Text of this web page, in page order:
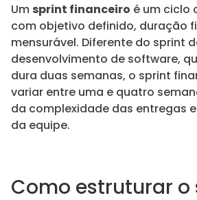
Um sprint financeiro é um ciclo
com objetivo definido, duração
mensurável. Diferente do sprint
desenvolvimento de software,
dura duas semanas, o sprint
variar entre uma e quatro
da complexidade das entregas
da equipe.
Como estruturar o